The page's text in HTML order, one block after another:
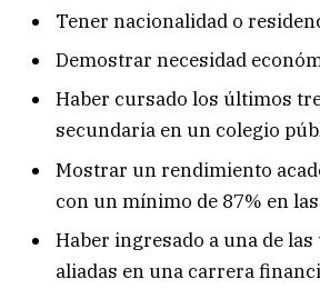
Tener nacionalidad o
Demostrar necesidad
Haber cursado los últimos
secundaria en un colegio
Mostrar un rendimiento
con un mínimo de 87% en
Haber ingresado a una de
aliadas en una carrera